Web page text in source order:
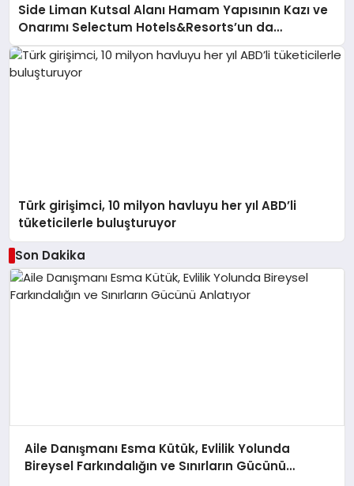
Side Liman Kutsal Alanı Hamam Yapısının Kazı ve
Onarımı Selectum Hotels&Resorts’un da
Katkılarıyla Tamamlandı
Türk girişimci, 10 milyon havluyu her yıl ABD’li
tüketicilerle buluşturuyor
Son Dakika
Aile Danışmanı Esma Kütük, Evlilik Yolunda
Bireysel Farkındalığın ve Sınırların Gücünü